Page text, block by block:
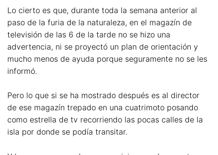
Lo cierto es que, durante toda la semana anterior al
paso de la furia de la naturaleza, en el magazín de
televisión de las 6 de la tarde no se hizo una
advertencia, ni se proyectó un plan de orientación y
mucho menos de ayuda porque seguramente no se les
informó.
Pero lo que si se ha mostrado después es al director
de ese magazín trepado en una cuatrimoto posando
como estrella de tv recorriendo las pocas calles de la
isla por donde se podía transitar.